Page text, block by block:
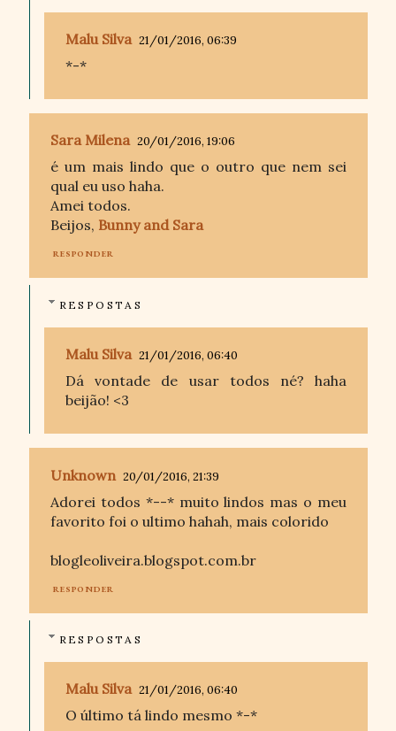
Malu Silva 21/01/2016, 06:39
*-*
Sara Milena 20/01/2016, 19:06
é um mais lindo que o outro que nem sei
qual eu uso haha.
Amei todos.
Beijos, Bunny and Sara
RESPONDER
RESPOSTAS
Malu Silva 21/01/2016, 06:40
Dá vontade de usar todos né? haha
beijão! <3
Unknown 20/01/2016, 21:39
Adorei todos *--* muito lindos mas o meu
favorito foi o ultimo hahah, mais colorido
blogleoliveira.blogspot.com.br
RESPONDER
RESPOSTAS
Malu Silva 21/01/2016, 06:40
O último tá lindo mesmo *-*